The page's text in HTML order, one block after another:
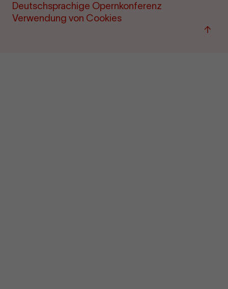
Deutschsprachige Opernkonferenz
Verwendung von Cookies
Zum